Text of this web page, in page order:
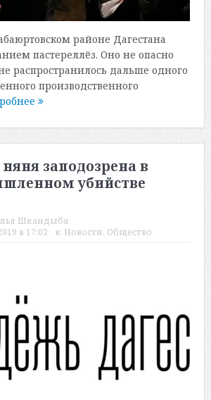
районе Дагестана
пастереллёз. Оно не опасно
распространилось дальше одного
производственного
заподозрена в
убийстве
Шкандыба
в 17:03 в: Новости, Общество